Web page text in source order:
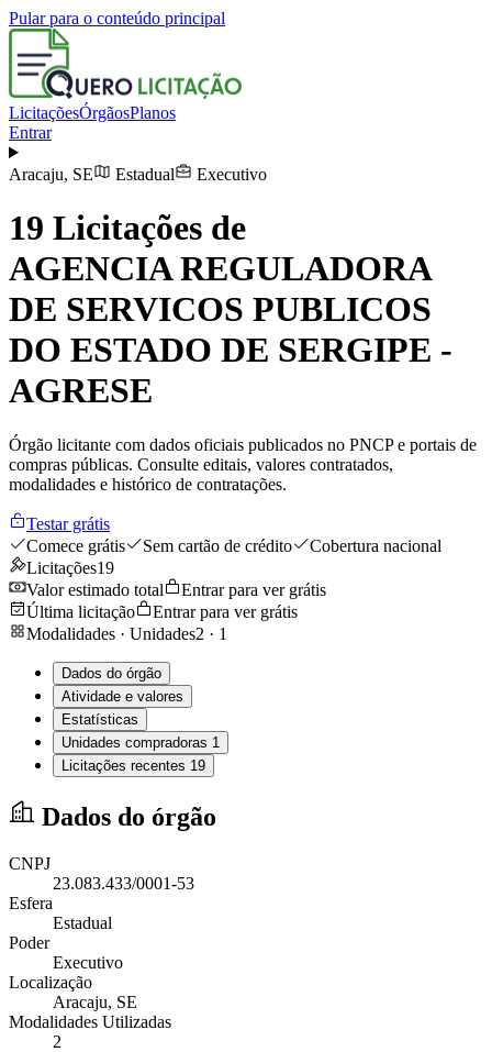
Pular para o conteúdo principal
LicitaçõesÓrgãosPlanos
Entrar
Aracaju, SE Estadual Executivo
19 Licitações de
AGENCIA REGULADORA
DE SERVICOS PUBLICOS
DO ESTADO DE SERGIPE -
AGRESE
Órgão licitante com dados oficiais publicados no PNCP e portais de
compras públicas. Consulte editais, valores contratados,
modalidades e histórico de contratações.
Testar grátis
Comece grátis
Sem cartão de crédito
Cobertura nacional
Licitações19
Valor estimado total
Entrar para ver grátis
Última licitação
Entrar para ver grátis
Modalidades · Unidades2 · 1
Dados do órgão
Atividade e valores
Estatísticas
Unidades compradoras 1
Licitações recentes 19
Dados do órgão
CNPJ
23.083.433/0001-53
Esfera
Estadual
Poder
Executivo
Localização
Aracaju, SE
Modalidades Utilizadas
2